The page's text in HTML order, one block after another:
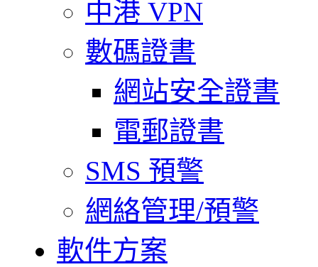
中港 VPN
數碼證書
網站安全證書
電郵證書
SMS 預警
網絡管理/預警
軟件方案